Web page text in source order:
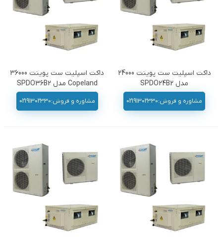
داکت اسپلیت ست پوینت 24000
مدل SPDO24B2
مشاوره و فروش:02191302330
داکت اسپلیت ست پوینت 36000
Copeland مدل SPDO36B2
مشاوره و فروش:02191302330